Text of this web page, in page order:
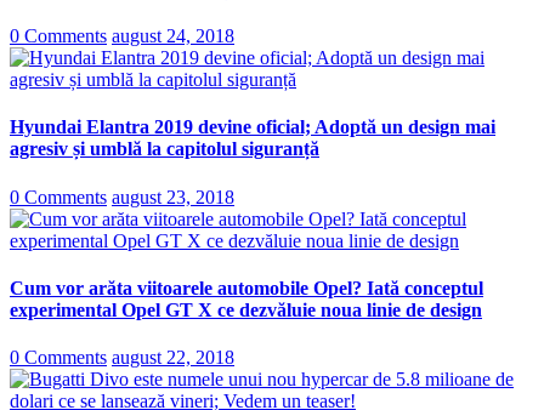
0 Comments august 24, 2018
Hyundai Elantra 2019 devine oficial; Adoptă un design mai
agresiv și umblă la capitolul siguranță
0 Comments august 23, 2018
Cum vor arăta viitoarele automobile Opel? Iată conceptul
experimental Opel GT X ce dezvăluie noua linie de design
0 Comments august 22, 2018